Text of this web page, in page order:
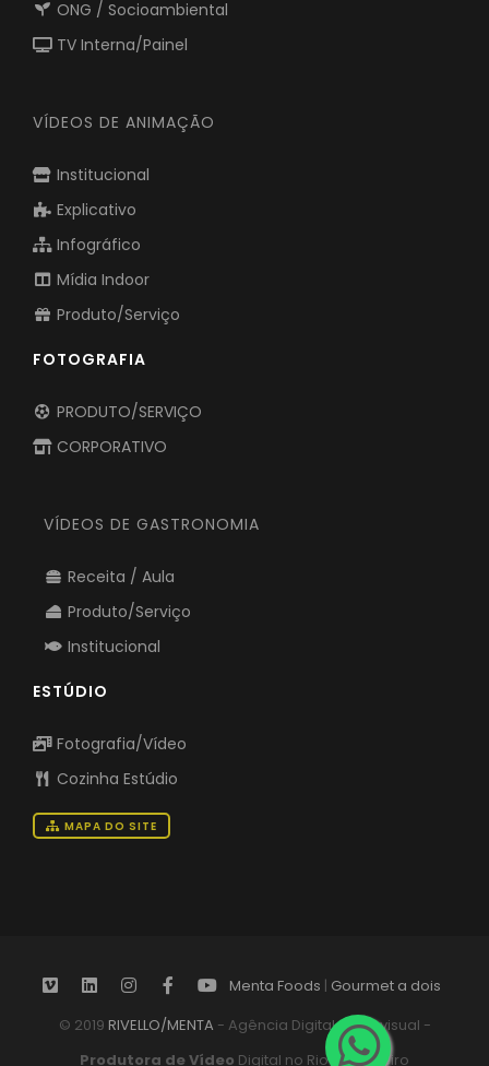
Drone
ONG / Socioambiental
Institucional
Explicativo
Infográfico
Mídia Indoor
Produto/Serviço
FOTOGRAFIA
PRODUTO/SERVIÇO
VÍDEOS DE GASTRONOMIA
Receita / Aula
Produto/Serviço
Institucional
Fotografia/Vídeo
Cozinha Estúdio
Menta Foods|Gourmet a dois